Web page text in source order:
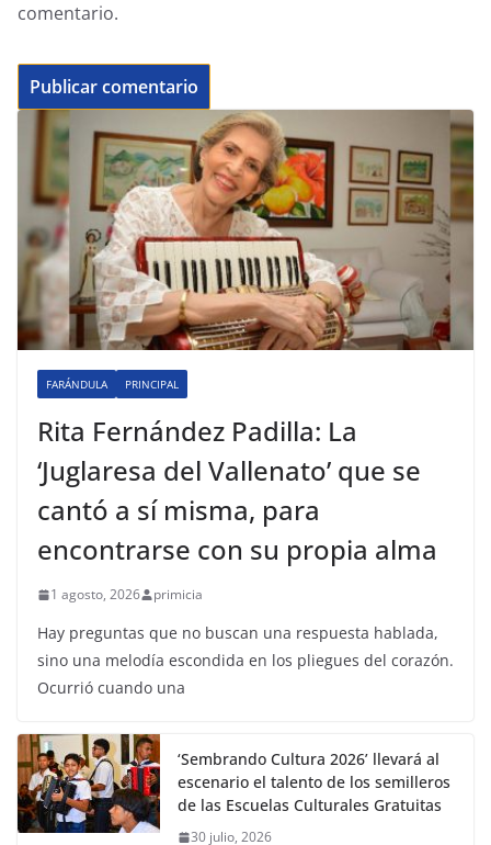
comentario.
FARÁNDULA PRINCIPAL
Rita Fernández Padilla: La
‘Juglaresa del Vallenato’ que se
cantó a sí misma, para
encontrarse con su propia alma
1 agosto, 2026 primicia
Hay preguntas que no buscan una respuesta hablada,
sino una melodía escondida en los pliegues del corazón.
Ocurrió cuando una
‘Sembrando Cultura 2026’ llevará al
escenario el talento de los semilleros
de las Escuelas Culturales Gratuitas
30 julio, 2026